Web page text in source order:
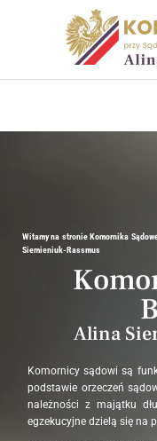
Witamy na stronie Komornika
Siemieniuk-Rassmus
Alina
Komornicy sądowi są
podstawie orzeczeń
należności z majątku
egzekucyjne dzielą się na